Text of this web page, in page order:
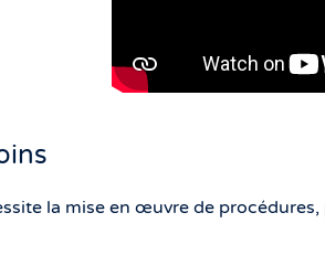
la mise en œuvre de